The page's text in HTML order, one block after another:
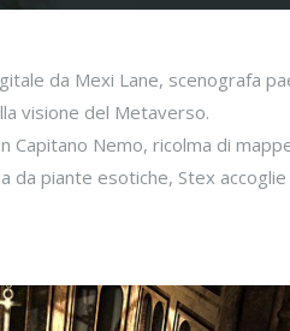
da Mexi Lane, scenografa
visione del Metaverso.
Capitano Nemo, ricolma di
piante esotiche, Stex accoglie